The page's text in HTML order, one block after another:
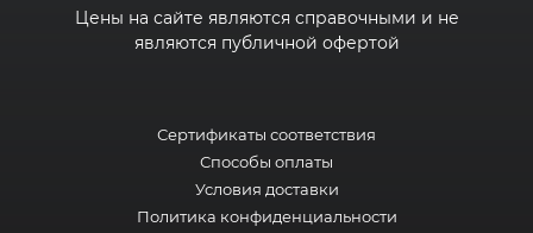
Цены на сайте являются справочными и не
являются публичной офертой
Сертификаты соответствия
Способы оплаты
Условия доставки
Политика конфиденциальности